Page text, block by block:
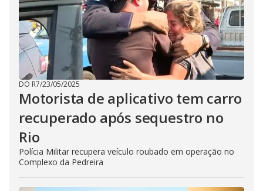
DO R7/23/05/2025
Motorista de aplicativo tem carro
recuperado após sequestro no
Rio
Polícia Militar recupera veículo roubado em operação no
Complexo da Pedreira